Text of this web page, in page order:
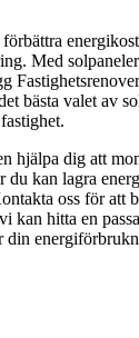
Med
bästa valet av
hjälpa dig att
du kan lagra
oss för att
kan hitta en
din